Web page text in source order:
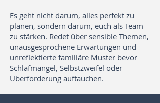
Es geht nicht darum, alles perfekt zu
planen, sondern darum, euch als Team
zu stärken. Redet über sensible Themen,
unausgesprochene Erwartungen und
unreflektierte familiäre Muster bevor
Schlafmangel, Selbstzweifel oder
Überforderung auftauchen.